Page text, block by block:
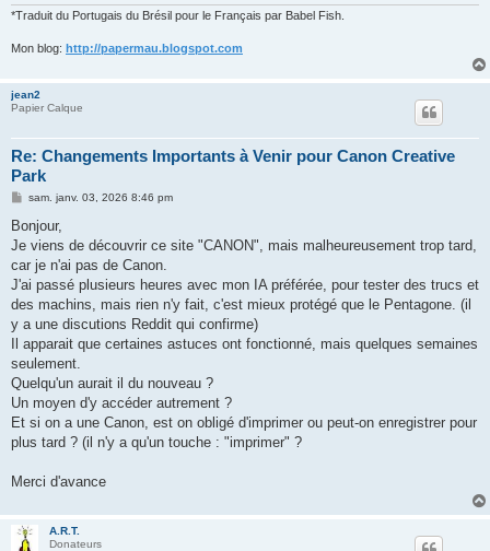
*Traduit du Portugais du Brésil pour le Français par Babel Fish.
Mon blog: http://papermau.blogspot.com
jean2
Papier Calque
Re: Changements Importants à Venir pour Canon Creative
Park
M
s
a
g
sam. janv. 03, 2026 8:46 pm
Bonjour,
Je viens de découvrir ce site "CANON", mais malheureusement trop tard,
car je n'ai pas de Canon.
J'ai passé plusieurs heures avec mon IA préférée, pour tester des trucs et
des machins, mais rien n'y fait, c'est mieux protégé que le Pentagone. (il
y a une discutions Reddit qui confirme)
Il apparait que certaines astuces ont fonctionné, mais quelques semaines
seulement.
Quelqu'un aurait il du nouveau ?
Un moyen d'y accéder autrement ?
Et si on a une Canon, est on obligé d'imprimer ou peut-on enregistrer pour
plus tard ? (il n'y a qu'un touche : "imprimer" ?
Merci d'avance
A.R.T.
Donateurs